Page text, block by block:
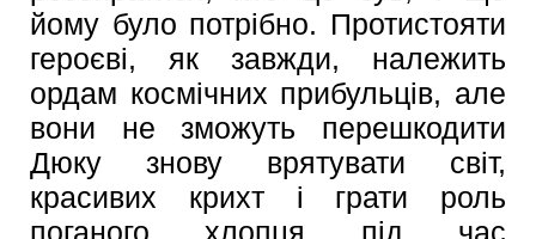
йому було потрібно. Протистояти
героєві, як завжди, належить
ордам космічних прибульців, але
вони не зможуть перешкодити
Дюку знову врятувати світ,
красивих крихт і грати роль
поганого хлопця під час